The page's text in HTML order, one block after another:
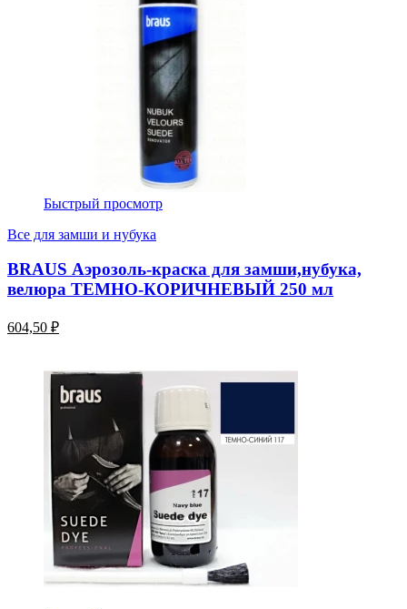
Быстрый просмотр
Все для замши и нубука
BRAUS Аэрозоль-краска для замши,нубука,
велюра ТЕМНО-КОРИЧНЕВЫЙ 250 мл
604,50 ₽